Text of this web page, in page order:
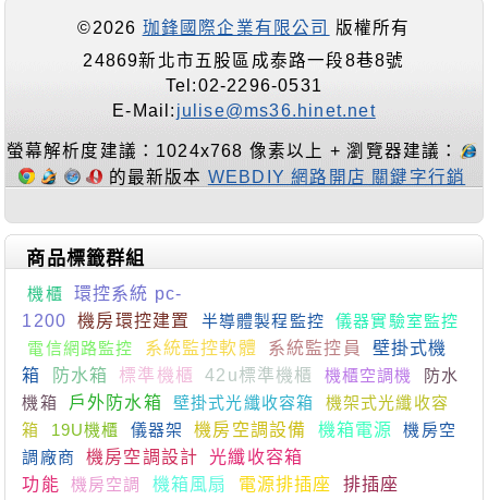
©2026 珈鋒國際企業有限公司
版權所有
24869新北市五股區成泰路一段8巷8號
Tel:02-2296-0531
E-Mail: julise@ms36.hinet.net
螢幕解析度建議：1024x768 像素以上 + 瀏覽器建議：
的最新版本 WEBDIY 網路開店 關鍵字行銷
商品標籤群組
機櫃
環控系統 pc-
1200
機房環控建置 半導體製程監控
儀器實驗室監控
電信網路監控
系統監控軟體 系統監控員
壁掛式機
箱
防水箱 標準機櫃 42u標準機櫃 機櫃空調機
防水
機箱
戶外防水箱 壁掛式光纖收容箱
機架式光纖收容
箱
19U機櫃 儀器架 機房空調設備 機箱電源
機房空
調廠商
機房空調設計
光纖收容箱
功能
機房空調 機箱風扇 電源排插座
排插座